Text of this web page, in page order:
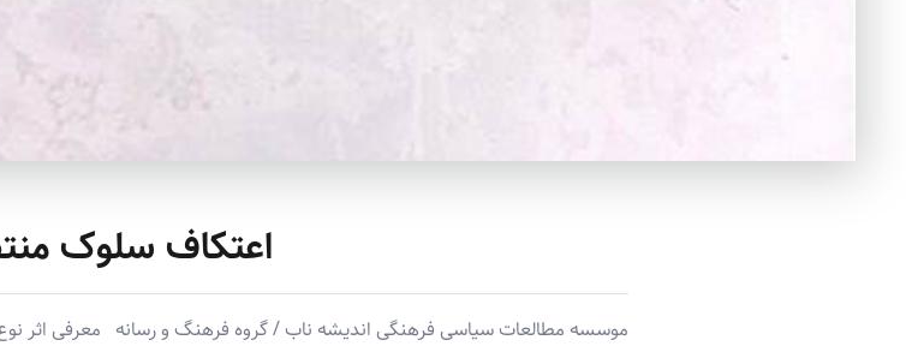
اعتکاف سلوک
موسسه مطالعات سیاسی فرهنگی اندیشه ناب / گروه فرهنگ و رسانه معرفی اثر نوع